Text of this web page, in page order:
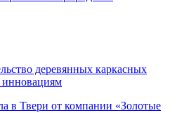
деревянных каркасных
инновациям
в Твери от компании «Золотые